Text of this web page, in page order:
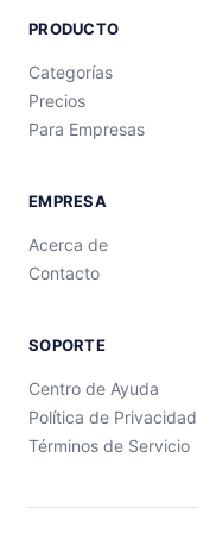
PRODUCTO
Categorías
Precios
Para Empresas
EMPRESA
Acerca de
Contacto
SOPORTE
Centro de Ayuda
Política de Privacidad
Términos de Servicio